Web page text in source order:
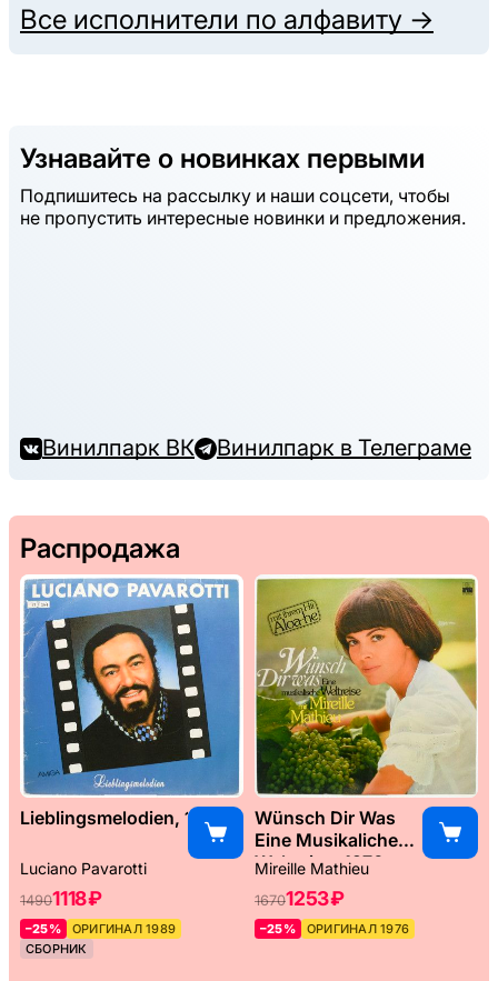
Все исполнители по алфавиту →
Узнавайте о новинках первыми
Подпишитесь на рассылку и наши соцсети, чтобы
не пропустить интересные новинки и предложения.
Винилпарк ВК Винилпарк в Телеграме
Распродажа
Lieblingsmelodien, 1989
Luciano Pavarotti
14901118 ₽
–25%
ОРИГИНАЛ 1989
СБОРНИК
Wünsch Dir Was
Eine Musikaliche
Weltreise, 1976
Mireille Mathieu
16701253 ₽
–25% ОРИГИНАЛ 1976